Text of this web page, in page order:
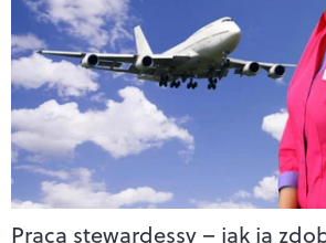
Praca stewardessy – jak ją